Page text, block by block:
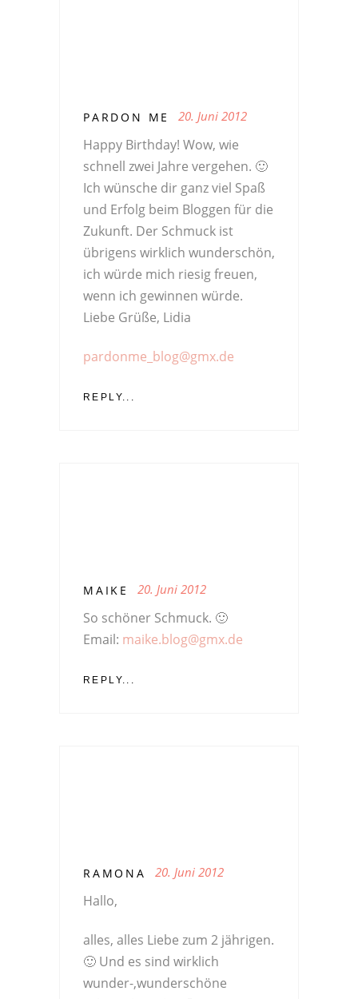
PARDON ME 20. Juni 2012
Happy Birthday! Wow, wie
schnell zwei Jahre vergehen. 🙂
Ich wünsche dir ganz viel Spaß
und Erfolg beim Bloggen für die
Zukunft. Der Schmuck ist
übrigens wirklich wunderschön,
ich würde mich riesig freuen,
wenn ich gewinnen würde.
Liebe Grüße, Lidia
pardonme_blog@gmx.de
REPLY...
MAIKE 20. Juni 2012
So schöner Schmuck. 🙂
Email: maike.blog@gmx.de
REPLY...
RAMONA 20. Juni 2012
Hallo,
alles, alles Liebe zum 2 jährigen.
🙂 Und es sind wirklich
wunder-,wunderschöne